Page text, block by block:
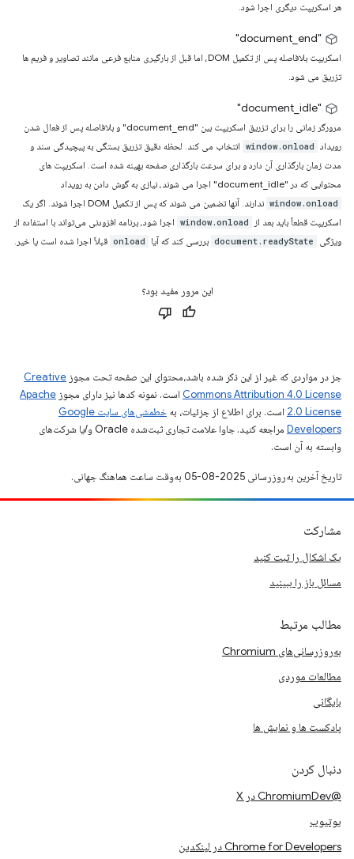
هر اسکریپت دیگری اجرا شود.
"document_end"
اسکریپت بلافاصله پس از تکمیل DOM، اما قبل از بارگیری منابع فرعی مانند تصاویر و فریم ها
تزریق می شود.
"document_idle"
مرورگر زمانی را برای تزریق اسکریپت بین "document_end" و بلافاصله پس از فعال شدن
رویداد window.onload انتخاب می کند. لحظه دقیق تزریق بستگی به پیچیدگی سند و
مدت زمان بارگذاری آن دارد و برای سرعت بارگذاری صفحه بهینه شده است. اسکریپت های
محتوایی که در "document_idle" اجرا می شوند، نیازی به گوش دادن به رویداد
window.onload
ندارند. آنها تضمین می شوند که پس از تکمیل DOM اجرا شوند. اگر یک
اسکریپت قطعاً باید بعد از
window.onload اجرا شود، برنامه افزودنی می‌تواند با استفاده از
ویژگی
document.readyState بررسی کند که آیا onload قبلاً اجرا شده است یا خیر.
این مرور مفید بود؟
جز در مواردی که غیر از این ذکر شده باشد،‌محتوای این صفحه تحت مجوز Creative
Commons Attribution 4.0 License است. نمونه کدها نیز دارای مجوز Apache
2.0 License است. برای اطلاع از جزئیات، به
خطمشی‌های سایت Google
Developers‏
مراجعه کنید. جاوا علامت تجاری ثبت‌شده Oracle و/یا شرکت‌های
وابسته به آن است.
تاریخ آخرین به‌روزرسانی 2025-08-05 به‌وقت ساعت هماهنگ جهانی.
مشارکت
یک اشکال را ثبت کنید
مسائل باز را ببینید
مطالب مرتبط
به‌روزرسانی‌های Chromium
مطالعات موردی
بایگانی
پادکست ها و نمایش ها
دنبال کردن
@ChromiumDev در X
یوتیوب
Chrome for Developers در لینکدین